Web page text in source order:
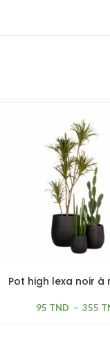
Pot high lexa noir à
95 TND – 355